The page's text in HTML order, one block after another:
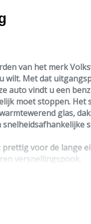
van het merk
wilt. Met dat
auto vindt u een
moet stoppen.
glas,
prettig voor de lange
versnellingspook.
Volkswagen, dan